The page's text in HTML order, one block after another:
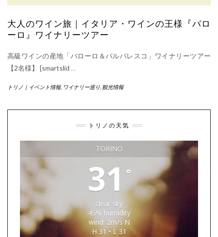
大人のワイン旅｜イタリア・ワインの王様『バロ
ーロ』ワイナリーツアー
高級ワインの産地「バローロ＆バルバレスコ」ワイナリーツアー
【2名様】 [smartslid …
トリノ｜イベント情報, ワイナリー巡り 観光情報
トリノの天気
TORINO
31 °
clear sky
45% humidity
wind: 2m/s N
H 31 • L 31